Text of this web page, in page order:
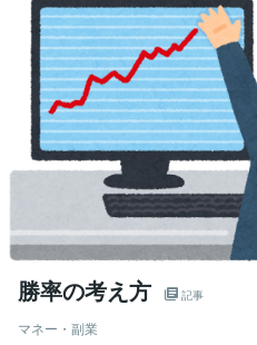
勝率の考え方 記事
マネー・副業